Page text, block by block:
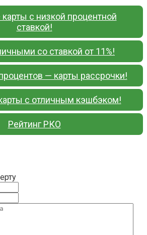
с низкой процентной
ставкой!
со ставкой от 11%!
— карты рассрочки!
с отличным кэшбэком!
Рейтинг РКО